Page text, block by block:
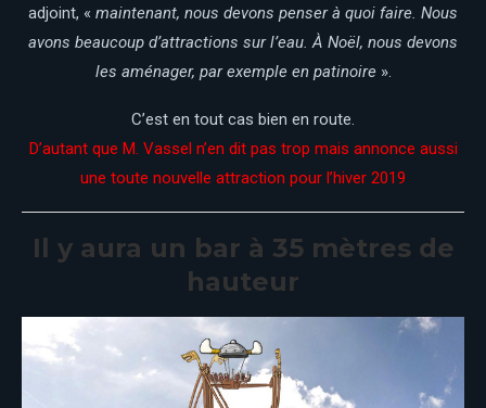
adjoint, « maintenant, nous devons penser à quoi faire. Nous
avons beaucoup d’attractions sur l’eau. À Noël, nous devons
les aménager, par exemple en patinoire».
C’est en tout cas bien en route.
D’autant que M. Vassel n’en dit pas trop mais annonce aussi
une toute nouvelle attraction pour l’hiver 2019
Il y aura un bar à 35 mètres de
hauteur